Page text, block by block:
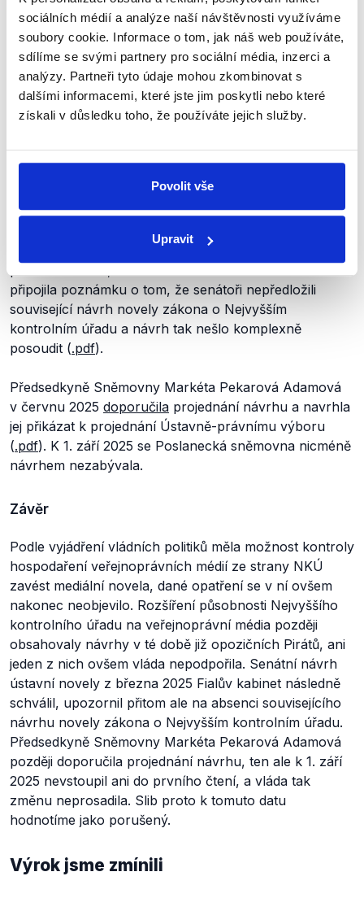
sociálních médií a analýze naší návštěvnosti využíváme
soubory cookie. Informace o tom, jak náš web používáte,
sdílíme se svými partnery pro sociální média, inzerci a
analýzy. Partneři tyto údaje mohou zkombinovat s
dalšími informacemi, které jste jim poskytli nebo které
získali v důsledku toho, že používáte jejich služby.
Povolit vše
Upravit
zákona o Nejvyšším kontrolním úřadu odmítla (.pdf).
Oba návrhynásledně k projednání v Poslanecké
sněmovně doporučil Organizační výbor, dolní komora
ovšem ani jeden z nich neprojednala.
Senátní návrh ústavní novely
Na konci března 2025předložilo návrhústavní novely
senátorů. Podle iniciátorky novely Hany
Kordové Marvanové z klubu ODS a TOP 09 s úpravou
jak právníci Ministerstva kultury, tak NKÚ.
V květnu Senát tento návrh
schválil
připojila poznámku o tom, že senátoři nepředložili
související návrh novely zákona o Nejvyšším
kontrolním úřadu a návrh tak nešlo komplexně
posoudit (.pdf).
Předsedkyně Sněmovny Markéta Pekarová Adamová
v červnu 2025 doporučila projednání návrhu a navrhla
jej přikázat k projednání Ústavně-právnímu výboru
(.pdf). K 1. září 2025 se Poslanecká sněmovna nicméně
návrhem nezabývala.
Závěr
Podle vyjádření vládních politiků měla možnost kontroly
hospodaření veřejnoprávních médií ze strany NKÚ
zavést mediální novela, dané opatření se v ní ovšem
nakonec neobjevilo. Rozšíření působnosti Nejvyššího
kontrolního úřadu na veřejnoprávní média později
obsahovaly návrhy v té době již opozičních Pirátů, ani
jeden z nich ovšem vláda nepodpořila. Senátní návrh
ústavní novely z března 2025 Fialův kabinet následně
schválil, upozornil přitom ale na absenci souvisejícího
návrhu novely zákona o Nejvyšším kontrolním úřadu.
Předsedkyně Sněmovny Markéta Pekarová Adamová
později doporučila projednání návrhu, ten ale k 1. září
2025 nevstoupil ani do prvního čtení, a vláda tak
změnu neprosadila. Slib proto k tomuto datu
hodnotíme jako porušený.
Výrok jsme zmínili